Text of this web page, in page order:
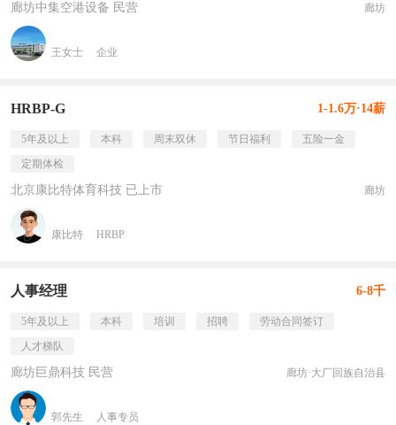
廊坊中集空港设备 民营 廊坊
王女士 企业
HRBP-G 1-1.6万·14薪
5年及以上 本科 周末双休 节日福利
五险一金
定期体检
北京康比特体育科技 已上市 廊坊
康比特 HRBP
人事经理 6-8千
5年及以上 本科 培训 招聘
劳动合同签订
人才梯队
廊坊巨鼎科技 民营 廊坊·大厂回族自治县
郭先生 人事专员